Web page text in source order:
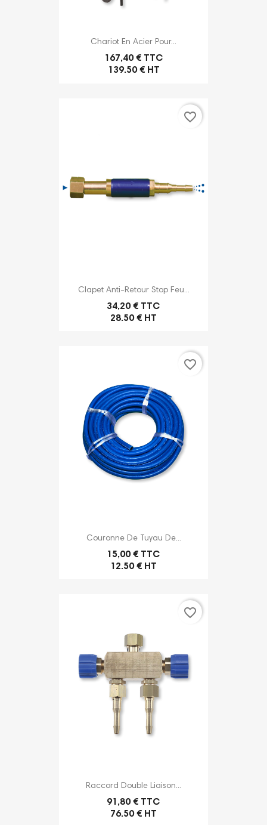
Chariot En Acier Pour...
167,40 € TTC
139.50 € HT
Clapet Anti-Retour Stop Feu...
34,20 € TTC
28.50 € HT
favorite_border
Couronne De Tuyau De...
15,00 € TTC
12.50 € HT
favorite_border
Raccord Double Liaison...
91,80 € TTC
76.50 € HT
favorite_border